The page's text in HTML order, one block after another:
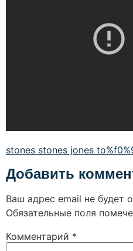
stones stones jones
Добавить
Ваш адрес email не будет
Обязательные поля
Комментарий *